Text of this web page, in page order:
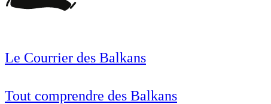
Le Courrier des Balkans
Tout comprendre des Balkans